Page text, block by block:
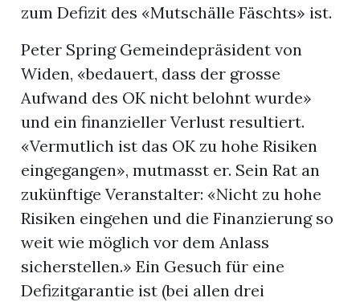
zum Defizit des «Mutschälle Fäschts» ist.
Peter Spring Gemeindepräsident von
Widen, «bedauert, dass der grosse
Aufwand des OK nicht belohnt wurde»
und ein finanzieller Verlust resultiert.
«Vermutlich ist das OK zu hohe Risiken
eingegangen», mutmasst er. Sein Rat an
zukünftige Veranstalter: «Nicht zu hohe
Risiken eingehen und die Finanzierung so
weit wie möglich vor dem Anlass
sicherstellen.» Ein Gesuch für eine
Defizitgarantie ist (bei allen drei